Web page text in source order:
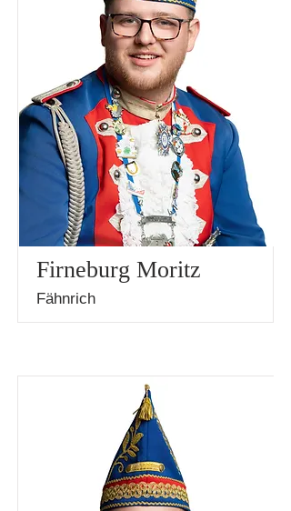
Firneburg Moritz
Fähnrich